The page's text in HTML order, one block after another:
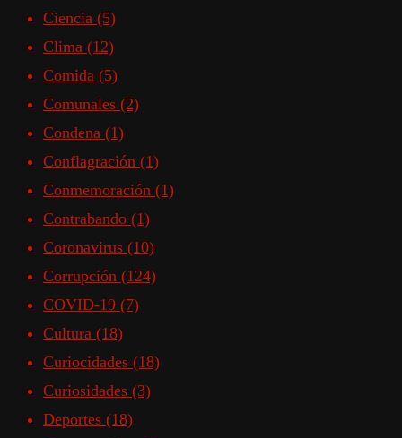
Ciencia (5)
Clima (12)
Comida (5)
Comunales (2)
Condena (1)
Conflagración (1)
Conmemoración (1)
Contrabando (1)
Coronavirus (10)
Corrupción (124)
COVID-19 (7)
Cultura (18)
Curiocidades (18)
Curiosidades (3)
Deportes (18)